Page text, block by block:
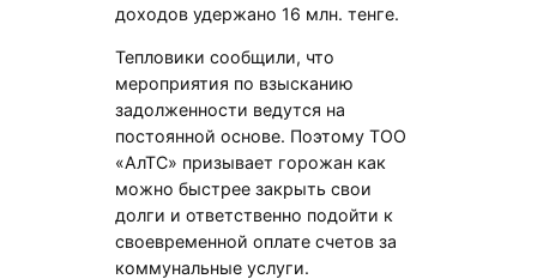
доходов удержано 16 млн. тенге.
Тепловики сообщили, что
мероприятия по взысканию
задолженности ведутся на
постоянной основе. Поэтому ТОО
«АлТС» призывает горожан как
можно быстрее закрыть свои
долги и ответственно подойти к
своевременной оплате счетов за
коммунальные услуги.